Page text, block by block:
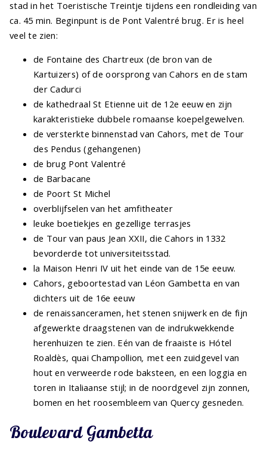
stad in het Toeristische Treintje tijdens een rondleiding van
ca. 45 min. Beginpunt is de Pont Valentré brug. Er is heel
veel te zien:
de Fontaine des Chartreux (de bron van de
Kartuizers) of de oorsprong van Cahors en de stam
der Cadurci
de kathedraal St Etienne uit de 12e eeuw en zijn
karakteristieke dubbele romaanse koepelgewelven.
de versterkte binnenstad van Cahors, met de Tour
des Pendus (gehangenen)
de brug Pont Valentré
de Barbacane
de Poort St Michel
overblijfselen van het amfitheater
leuke boetiekjes en gezellige terrasjes
de Tour van paus Jean XXII, die Cahors in 1332
bevorderde tot universiteitsstad.
la Maison Henri IV uit het einde van de 15e eeuw.
Cahors, geboortestad van Léon Gambetta en van
dichters uit de 16e eeuw
de renaissanceramen, het stenen snijwerk en de fijn
afgewerkte draagstenen van de indrukwekkende
herenhuizen te zien. Eén van de fraaiste is Hótel
Roaldès, quai Champollion, met een zuidgevel van
hout en verweerde rode baksteen, en een loggia en
toren in Italiaanse stijl; in de noordgevel zijn zonnen,
bomen en het roosembleem van Quercy gesneden.
Boulevard Gambetta